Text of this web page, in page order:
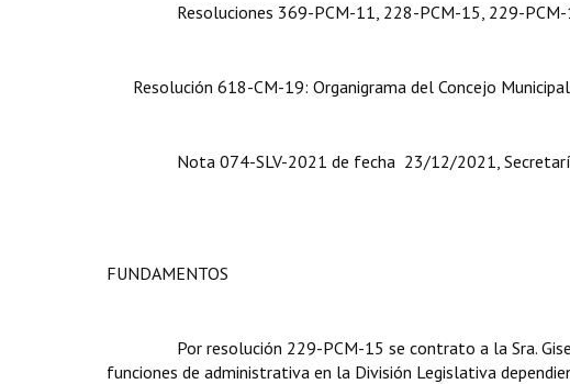
Resoluciones 369-PCM-11, 228-PCM-15, 229-PCM-
Resolución 618-CM-19: Organigrama del Concejo
Nota 074-SLV-2021 de fecha 23/12/2021, Secretaría
FUNDAMENTOS
Por resolución 229-PCM-15 se contrato a la Sra.
funciones de administrativa en la División Legislativa